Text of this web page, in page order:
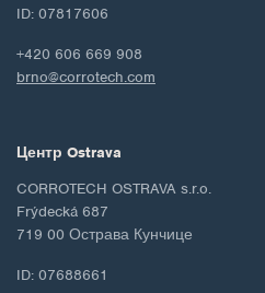
ID: 07817606
+420 606 669 908
brno@corrotech.com
Центр Ostrava
CORROTECH OSTRAVA s.r.o.
Frýdecká 687
719 00 Острава Кунчице
ID: 07688661